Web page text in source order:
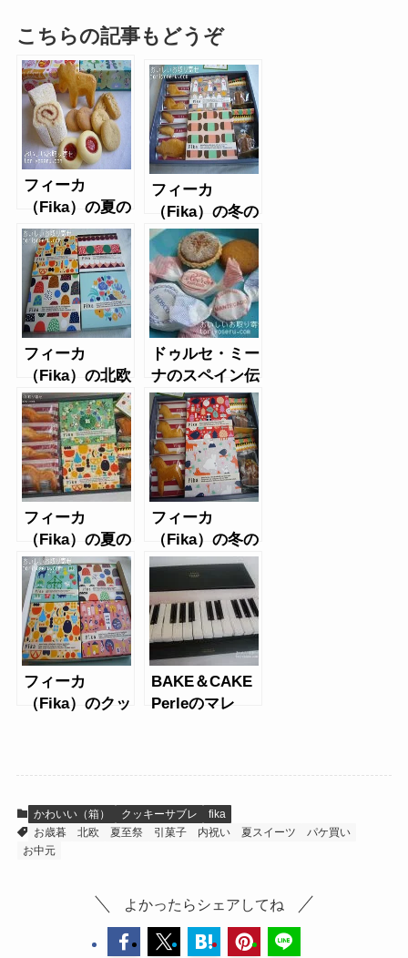
こちらの記事もどうぞ
フィーカ
（Fika）の夏の
スイーツアソー
ト
フィーカ
（Fika）の冬の
スイーツアソー
ト
フィーカ
（Fika）の北欧
クッキー
ドゥルセ・ミー
ナのスペイン伝
統焼き菓子
フィーカ
（Fika）の夏の
スイーツアソー
ト2018
フィーカ
（Fika）の冬の
スイーツアソー
ト2014と2015
年冬
フィーカ
（Fika）のクッ
BAKE＆CAKE
Perleのマレ
かわいい（箱） クッキーサブレ
fika
お歳暮
北欧 夏至祭 引菓子 内祝い 夏スイーツ
パケ買い
お中元
よかったらシェアしてね